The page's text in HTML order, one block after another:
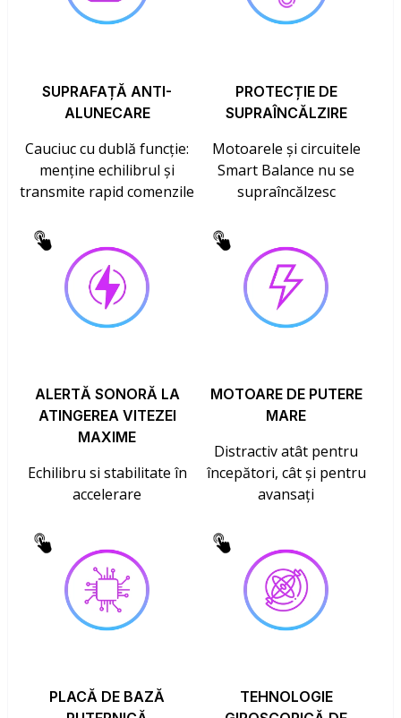
SUPRAFAȚĂ ANTI-
ALUNECARE
Cauciuc cu dublă funcție:
menține echilibrul și
transmite rapid comenzile
PROTECȚIE DE
SUPRAÎNCĂLZIRE
Motoarele și circuitele
Smart Balance nu se
supraîncălzesc
ALERTĂ SONORĂ LA
ATINGEREA VITEZEI
MAXIME
Echilibru si stabilitate în
accelerare
MOTOARE DE PUTERE
MARE
Distractiv atât pentru
începători, cât și pentru
avansați
PLACĂ DE BAZĂ
TEHNOLOGIE